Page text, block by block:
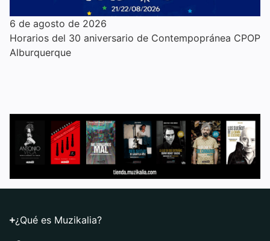
6 de agosto de 2026
Horarios del 30 aniversario de Contempopránea CPOP
Alburquerque
¿Qué es Muzikalia?